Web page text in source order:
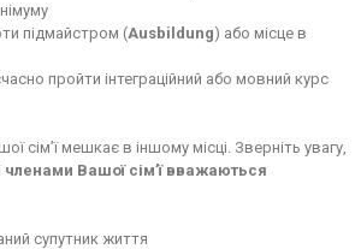
підмайстром (Ausbildung) або місце в
пройти інтеграційний або мовний курс
сім’ї мешкає в іншому місці. Зверніть увагу,
членами Вашої сім’ї вважаються
супутник життя